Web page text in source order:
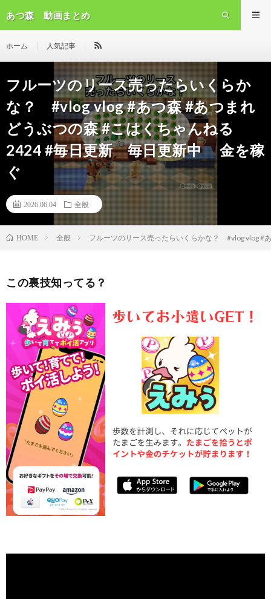
あつ森 動画まとめ
ホーム 人気記事
フルーツのリース売ったらいくらか
な？ #vlog vlog #あつ森 #あつまれ
どうぶつの森 #こはくちゃんねる
2424 #毎日更新 毎日更新中 金を稼
ぐ
2026.06.04 全般
HOME 全般 フルーツのリース売ったらいくらかな？ #vlog vlog
この裏技知ってる？